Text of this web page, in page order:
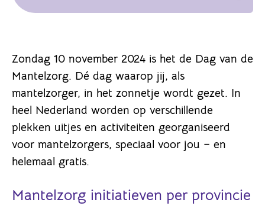
Zondag 10 november 2024 is het de Dag van de
Mantelzorg. Dé dag waarop jij, als
mantelzorger, in het zonnetje wordt gezet. In
heel Nederland worden op verschillende
plekken uitjes en activiteiten georganiseerd
voor mantelzorgers, speciaal voor jou – en
helemaal gratis.
Mantelzorg initiatieven per provincie